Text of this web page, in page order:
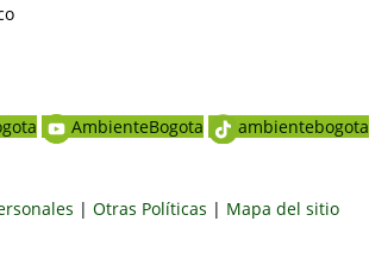
AmbienteBogota ambientebogota
| Otras Políticas | Mapa del sitio